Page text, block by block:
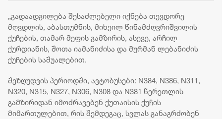
არასრულწლოვნის
ცხედარი
ემსხვერპლა
„გადაადგილება შესაძლებელი იქნება თევდორე
მღვდლის, აბასთუმნის, მიხეილ წინამძღვრიშვილის
ქუჩების, თამარ მეფის გამზირის, ასევე, არჩილ
ქურდიანის, შოთა იამანიძისა და მურმან ლებანიძის
ქუჩების საშუალებით.
შეზღუდვის პერიოდში, ავტობუსები: N384, N386, N311,
N320, N315, N327, N306, N308 და N381 წერეთლის
გამზირიდან იმოძრავებენ ქუთაისის ქუჩის
მიმართულებით, რის შემდეგაც, სვლას განაგრძობენ